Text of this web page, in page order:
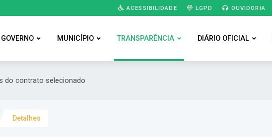
ACESSIBILIDADE LGPD OUVIDORIA
GOVERNO MUNICÍPIO TRANSPARÊNCIA DIÁRIO OFICIAL
do contrato selecionado
Detalhes